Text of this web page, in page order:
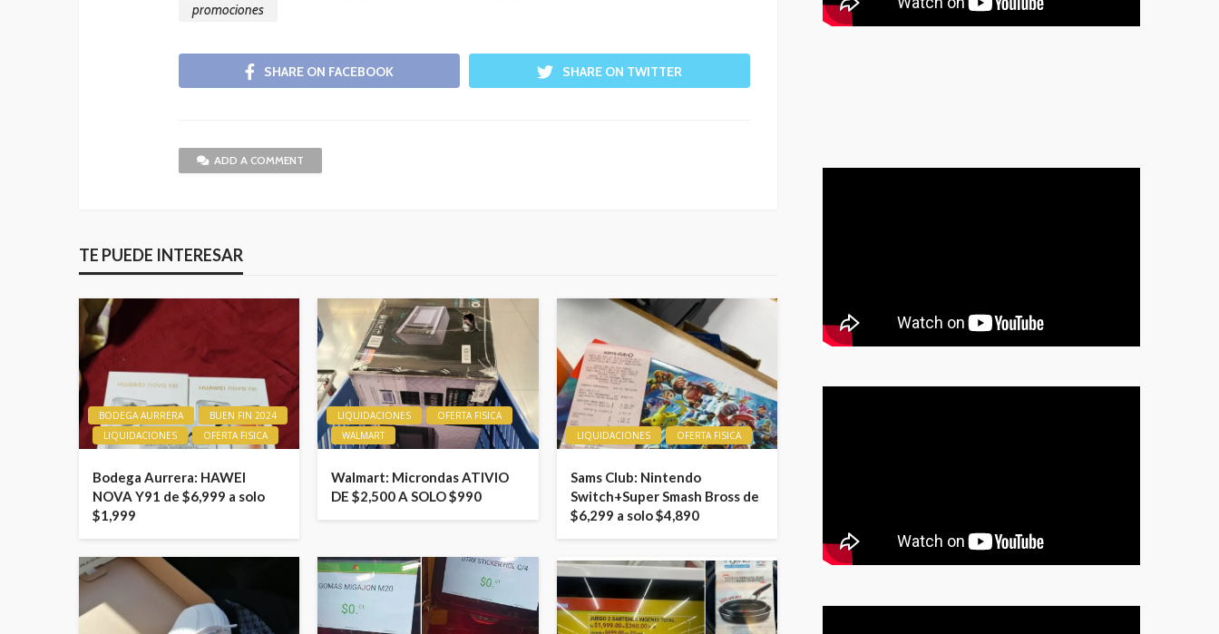
promociones
SHARE ON FACEBOOK SHARE ON TWITTER
ADD A COMMENT
TE PUEDE INTERESAR
BODEGA AURRERA
BUEN FIN 2024
LIQUIDACIONES
OFERTA FISICA
Bodega Aurrera: HAWEI
NOVA Y91 de $6,999 a solo
$1,999
LIQUIDACIONES
OFERTA FISICA
WALMART
Walmart: Microndas ATIVIO
DE $2,500 A SOLO $990
LIQUIDACIONES OFERTA FISICA
Sams Club: Nintendo
Switch+Super Smash Bross de
$6,299 a solo $4,890